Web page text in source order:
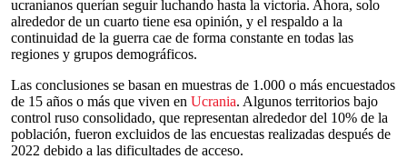
ucranianos querían seguir luchando hasta la victoria. Ahora, solo
alrededor de un cuarto tiene esa opinión, y el respaldo a la
continuidad de la guerra cae de forma constante en todas las
regiones y grupos demográficos.
Las conclusiones se basan en muestras de 1.000 o más encuestados
de 15 años o más que viven en Ucrania. Algunos territorios bajo
control ruso consolidado, que representan alrededor del 10% de la
población, fueron excluidos de las encuestas realizadas después de
2022 debido a las dificultades de acceso.